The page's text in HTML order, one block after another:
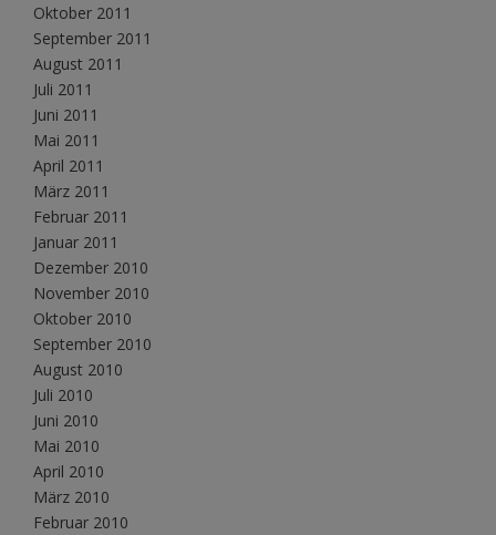
Oktober 2011
September 2011
August 2011
Juli 2011
Juni 2011
Mai 2011
April 2011
März 2011
Februar 2011
Januar 2011
Dezember 2010
November 2010
Oktober 2010
September 2010
August 2010
Juli 2010
Juni 2010
Mai 2010
April 2010
März 2010
Februar 2010